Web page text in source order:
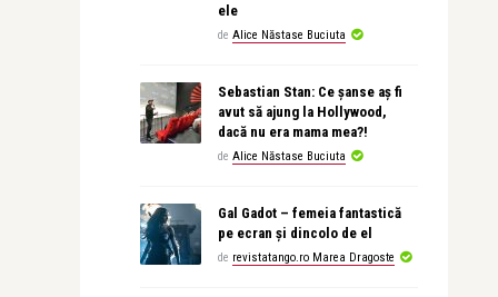
ele
de Alice Năstase Buciuta
Sebastian Stan: Ce șanse aș fi
avut să ajung la Hollywood,
dacă nu era mama mea?!
de Alice Năstase Buciuta
Gal Gadot – femeia fantastică
pe ecran și dincolo de el
de revistatango.ro Marea Dragoste